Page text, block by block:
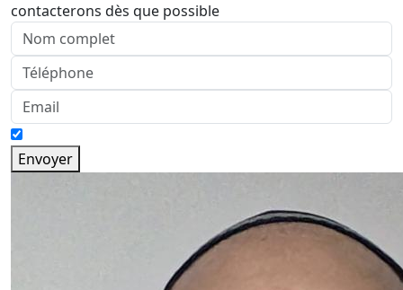
contacterons dès que possible
Envoyer